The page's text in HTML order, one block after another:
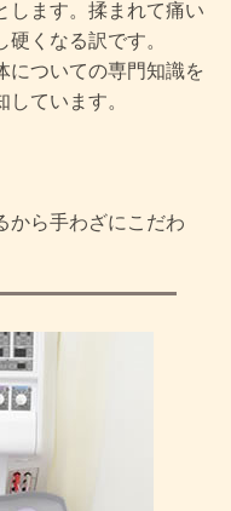
します。揉まれて痛い
くなる訳です。
についての専門知識を
ています。
から手わざにこだわ